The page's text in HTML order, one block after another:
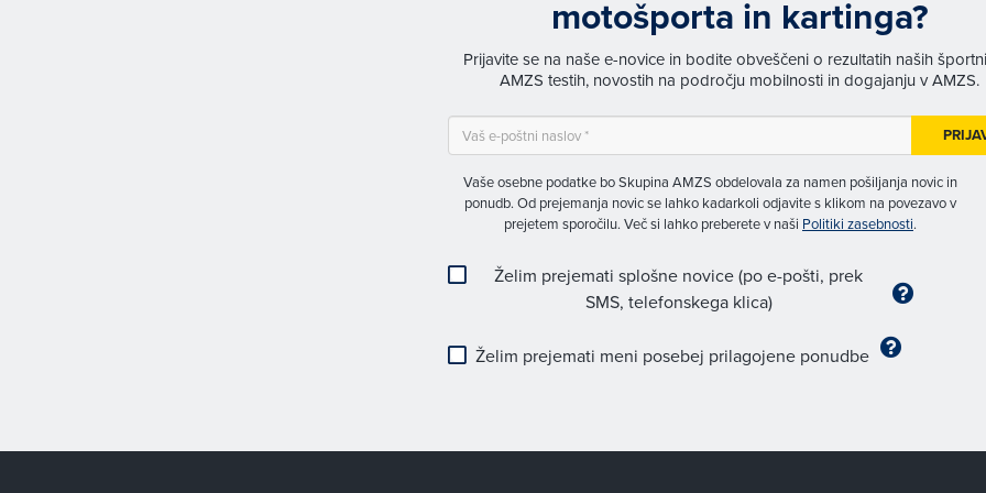
motošporta in kartinga?
Prijavite se na naše e-novice in bodite obveščeni o rezultatih naših
AMZS testih, novostih na področju mobilnosti in dogajanju v AMZS.
Vaše osebne podatke bo Skupina AMZS obdelovala za namen pošiljanja novic in
ponudb. Od prejemanja novic se lahko kadarkoli odjavite s klikom na povezavo v
prejetem sporočilu. Več si lahko preberete v naši Politiki zasebnosti.
Želim prejemati splošne novice (po e-pošti, prek
SMS, telefonskega klica)
Želim prejemati meni posebej prilagojene ponudbe